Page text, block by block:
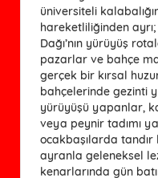
üniversiteli
hareketliliğinden ayrı;
Dağı’nın yürüyüş
pazarlar ve bahçe
gerçek bir kırsal
bahçelerinde gezinti
yürüyüşü yapanlar,
veya peynir tadımı
ocakbaşılarda
ayranla geleneksel
kenarlarında gün